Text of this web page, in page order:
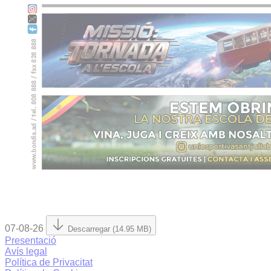
07-08-26 Descarregar (14.95 MB)
Presentació
Avís legal
Política de Privacitat